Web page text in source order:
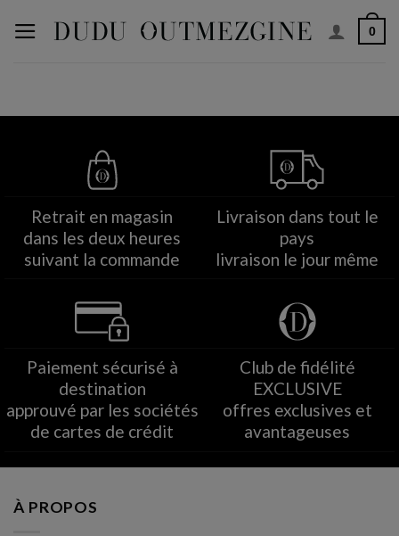
au
0
Retrait en magasin
dans les deux heures
suivant la commande
Livraison dans tout le
pays
livraison le jour même
Paiement sécurisé à
destination
approuvé par les sociétés
de cartes de crédit
Club de fidélité
EXCLUSIVE
offres exclusives et
avantageuses
À PROPOS